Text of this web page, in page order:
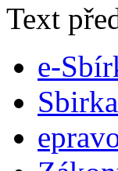
Text
e-